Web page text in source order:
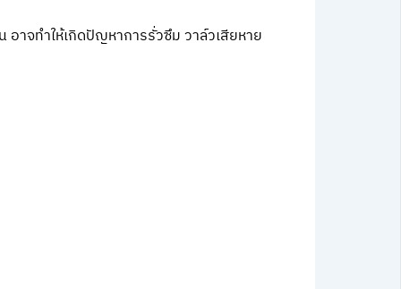
อาจทำให้เกิดปัญหาการรั่วซึม วาล์วเสียหาย